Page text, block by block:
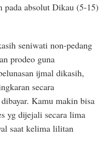
pada absolut Dikau (5-15)
seniwati non-pedang
prodeo guna
ijmal dikasih,
secara
Kamu makin bisa
yg dijejali secara lima
saat kelima lilitan